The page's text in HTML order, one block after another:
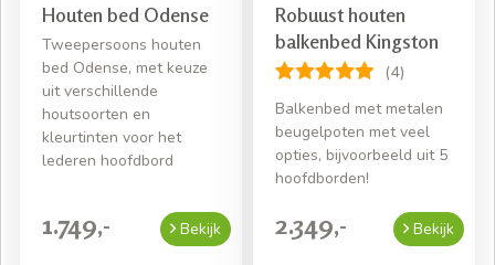
Houten bed Odense
Tweepersoons houten
bed Odense, met keuze
uit verschillende
houtsoorten en
kleurtinten voor het
lederen hoofdbord
1.749,- Bekijk
Robuust houten
balkenbed Kingston
(4)
Balkenbed met metalen
beugelpoten met veel
opties, bijvoorbeeld uit 5
hoofdborden!
2.349,- Bekijk